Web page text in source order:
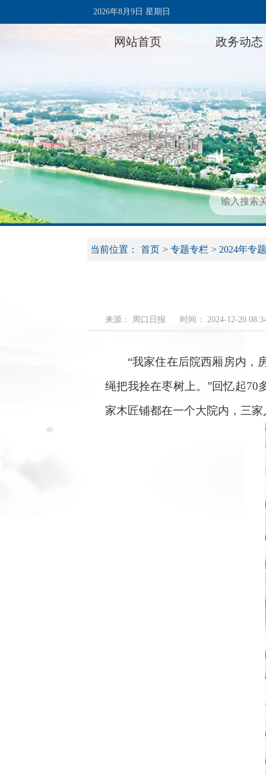
2026年8月9日 星期日
网站首页 政务动态
当前位置： 首页 > 专题专栏 > 2024年专
来源： 周口日报 时间： 2024-12-20
“我家住在后院西厢房内，房
绳把我拴在枣树上。”回忆起70
家木匠铺都在一个大院内，三